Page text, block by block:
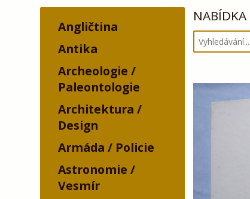
Angličtina
Antika
Archeologie /
Paleontologie
Architektura /
Design
Armáda / Policie
Astronomie /
Vesmír
NABÍDKA